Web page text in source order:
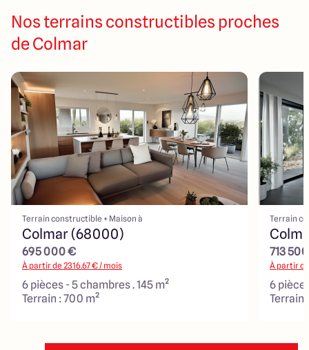
Nos terrains constructibles proches
de Colmar
Terrain constructible + Maison à
Colmar (68000)
695 000 €
À partir de2316.67€ / mois
6 pièces - 5 chambres . 145 m²
Terrain : 700 m²
Terrain
713
À partir
6
Terrain